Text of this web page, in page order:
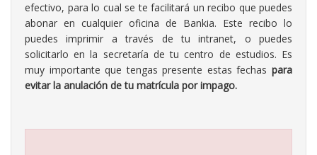
efectivo, para lo cual se te facilitará un recibo que puedes
abonar en cualquier oficina de Bankia. Este recibo lo
puedes imprimir a través de tu intranet, o puedes
solicitarlo en la secretaría de tu centro de estudios. Es
muy importante que tengas presente estas fechas para
evitar la anulación de tu matrícula por impago.